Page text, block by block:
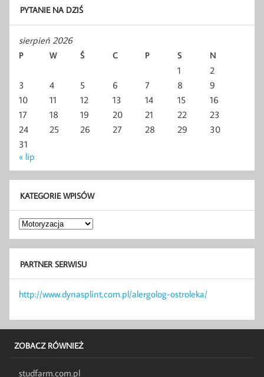
PYTANIE NA DZIŚ
sierpień 2026
P W Ś C P S N
1
2
3
4 5 6 7 8
9
10
11 12 13 14 15
16
17
18 19 20 21 22
23
24
25 26 27 28 29
30
31
« lip
KATEGORIE WPISÓW
Kategorie
wpisów
PARTNER SERWISU
http://www.dynasplint.com.pl/alergolog-ostroleka/
ZOBACZ RÓWNIEŻ
studfarm.com.pl